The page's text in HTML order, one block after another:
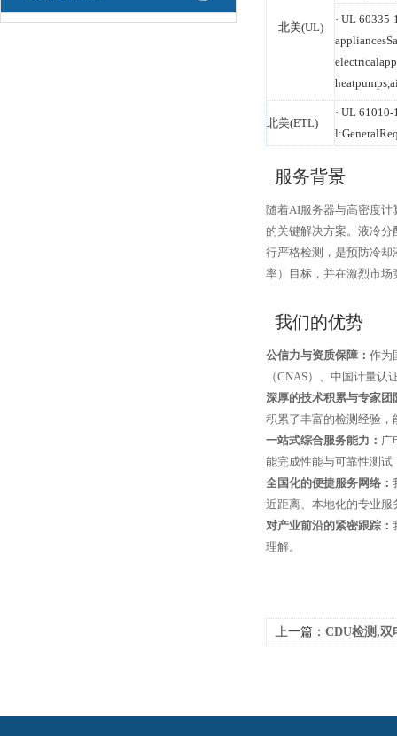
北美(UL)
· UL
北美(ETL)
· UL
服务背景
随着AI服务器与高密度
的关键解决方案。液冷
行严格检测，是预防冷
率）目标，并在激烈市
我们的优势
公信力与资质保障： 作为
（CNAS）、中国计量
深厚的技术积累与专家团
积累了丰富的检测经验
一站式综合服务能力： 广
能完成性能与可靠性测
全国化的便捷服务网络：
近距离、本地化的专业
对产业前沿的紧密跟踪：
理解。
上一篇： CDU检测,双电